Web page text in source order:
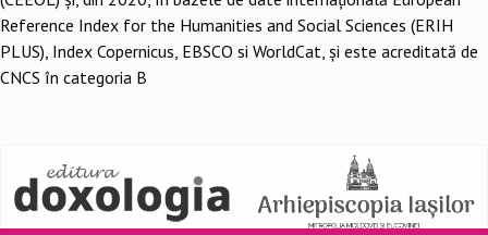
Reference Index for the Humanities and Social Sciences (ERIH
PLUS), Index Copernicus, EBSCO si WorldCat, și este acreditată de
CNCS în categoria B